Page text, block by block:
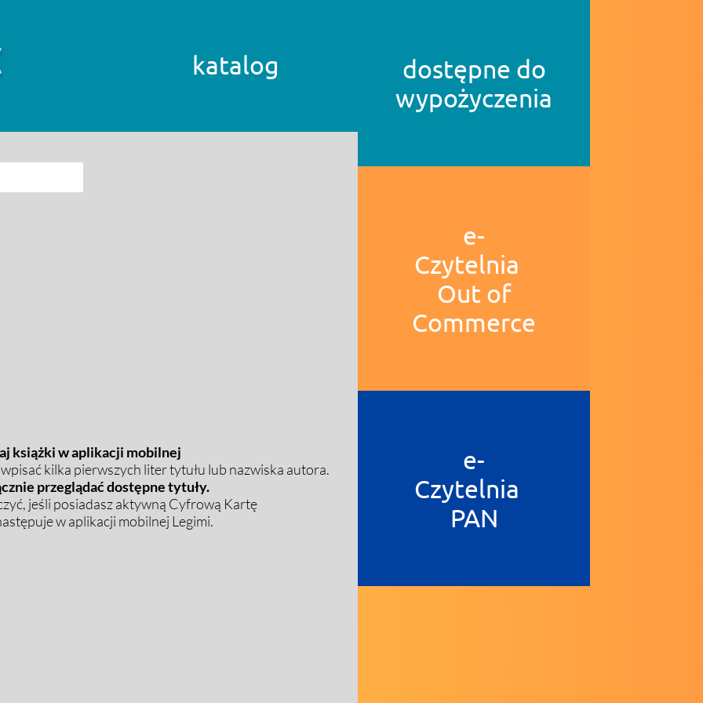
katalog
książki w aplikacji mobilnej
kilka pierwszych liter tytułu lub nazwiska autora.
przeglądać dostępne tytuły.
jeśli posiadasz aktywną Cyfrową Kartę
w aplikacji mobilnej Legimi.
dostępne do
wypożyczenia
e-
Czytelnia
Out of
Commerce
e-
Czytelnia
PAN